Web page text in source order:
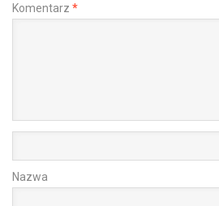
Komentarz *
Nazwa